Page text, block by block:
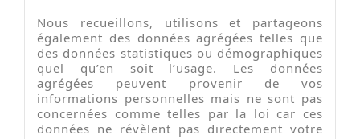
Nous recueillons, utilisons et partageons
également des données agrégées telles que
des données statistiques ou démographiques
quel qu’en soit l’usage. Les données
agrégées peuvent provenir de vos
informations personnelles mais ne sont pas
concernées comme telles par la loi car ces
données ne révèlent pas directement votre